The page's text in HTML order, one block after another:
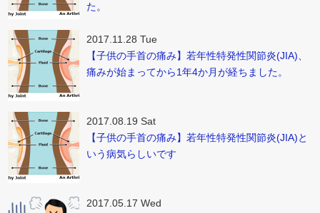
た。
2017.11.28 Tue
【子供の手首の痛み】若年性特発性関節炎(JIA)、
痛みが始まってから1年4か月が経ちました。
2017.08.19 Sat
【子供の手首の痛み】若年性特発性関節炎(JIA)と
いう病気らしいです
2017.05.17 Wed